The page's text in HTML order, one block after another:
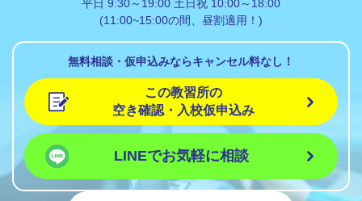
平日 9:30～19:00 土日祝 10:00～18:00
(11:00~15:00の間、昼割適用！)
無料相談・仮申込みならキャンセル料なし！
この教習所の
空き確認・入校仮申込み
LINEでお気軽に相談